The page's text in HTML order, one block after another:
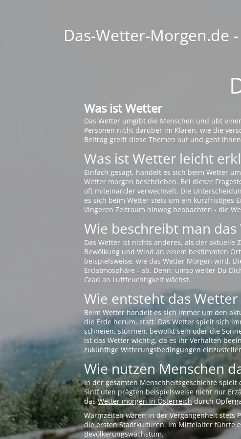
Das-Wetter-Morgen.de
Was ist Wetter
Das Wetter umgibt die Menschen und übt
Personen nicht darüber im Klaren, wie die
Beitrag greift diese Themen auf und geht
Was ist Wetter leicht
Einfach gesagt, handelt es sich beim Wetter
Wetter morgen beschrieben. Bei dieser
oft miteinander verwechselt. Die
es sich beim Wetter stets um ein kurzfristiges
längeren Zeitraum hinweg beobachten - die
Wie beschreibt man das
Das Wetter ist nichts anderes, als der aktuelle
Bewölkung und Wind an einem bestimmten
beispielsweise, wie das Wetter Morgen wird.
Erdatmosphäre - ab. Denn: umso weiter Du
Grad an Luftfeuchtigkeit wächst.
Wie entsteht das
Beim Wetter handelt es sich immer um den
die Erde herum, statt. Das Wetter spielt sich
schneien, stürmen, bewölkt sein oder die
ist das Wetter wichtig, da es ihr Verhalten
zukünftige Witterungsbedingungen
Wie nutzen Menschen
In der gesamten Menschheitsgeschichte
Sintfluten prägten beispielsweise nicht nur
dasWetter morgen in Österreichdurch
Warmzeiten waren in der Vergangenheit stets
die ersten Stadtkulturen. Im Mittelalter führte
Bevölkerungswachstum.